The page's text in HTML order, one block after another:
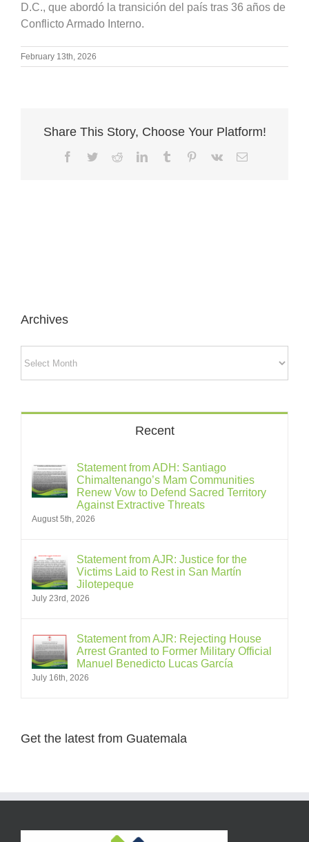
D.C., que abordó la transición del país tras 36 años de
Conflicto Armado Interno.
February 13th, 2026
Share This Story, Choose Your Platform!
Facebook
TwitterRedditLinkedInTumblr Pinterest
Vk Email
Archives
Recent
Statement from ADH: Santiago
Chimaltenango’s Mam Communities
Renew Vow to Defend Sacred Territory
Against Extractive Threats
August 5th, 2026
Statement from AJR: Justice for the
Victims Laid to Rest in San Martín
Jilotepeque
July 23rd, 2026
Statement from AJR: Rejecting House
Arrest Granted to Former Military Official
Manuel Benedicto Lucas García
July 16th, 2026
Get the latest from Guatemala